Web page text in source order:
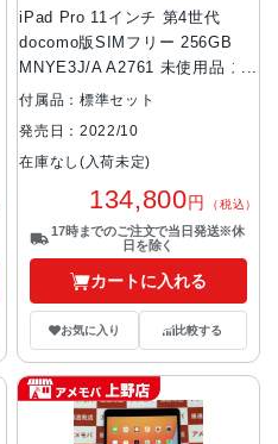
iPad Pro 11インチ 第4世代
docomo版SIMフリー 256GB
MNYE3J/A A2761 未使用品 ス
ペースグレイ
付属品：標準セット
発売日：2022/10
在庫なし(入荷未定)
134,800円 （税込）
17時までのご注文で当日発送※休
日を除く
カートに入れる
お気に入り 比較する